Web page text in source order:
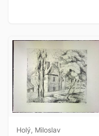
Holý, Miloslav